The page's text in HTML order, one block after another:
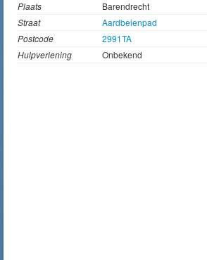
Plaats
Barendrecht
Straat
Aardbeienpad
Postcode
2991TA
Hulpverlening
Onbekend